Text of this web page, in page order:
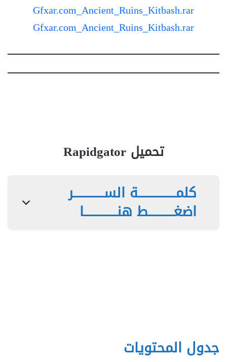
Gfxar.com_Ancient_Ruins_Kitbash.rar
Gfxar.com_Ancient_Ruins_Kitbash.rar
تحميل Rapidgator
كلمـــــــــــــــة الســــــــــــر
اضغــــــــــط هنـــــــــــــا
جدول المحتويات